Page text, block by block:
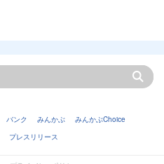
バンク みんかぶ
みんかぶChoice
プレスリリース